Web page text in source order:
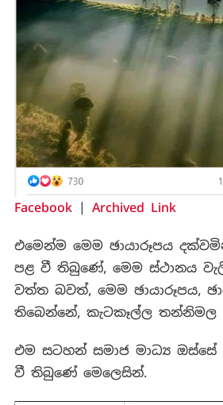
Facebook| Archived Link
එමෙන්ම මෙම ඡායාරූපය
පළ වී තිබුණේ, මෙම ස්ථානය
වත්ත බවත්, මෙම ඡායාරූපය,
තිබෙන්නේ, කැටකෑල්ල තන්නිමල
එම සටහන් සමාජ මාධ්‍ය ඔස්සේ
වී තිබුණේ මෙලෙසින්.